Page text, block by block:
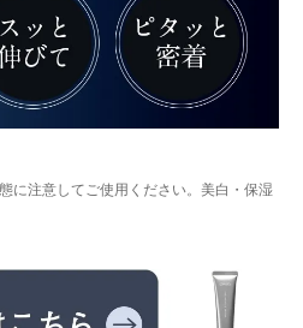
に注意してご使用ください。美白・保湿